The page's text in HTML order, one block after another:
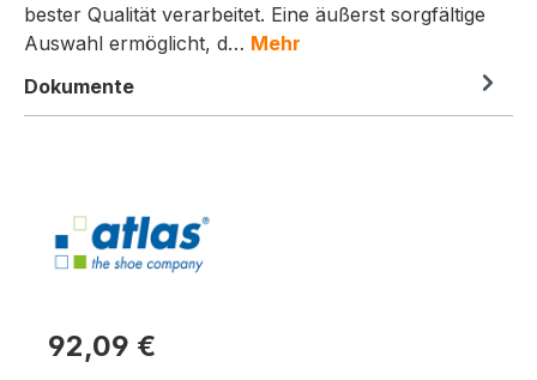
bester Qualität verarbeitet. Eine äußerst sorgfältige
Auswahl ermöglicht, d… Mehr
Dokumente
92,09 €